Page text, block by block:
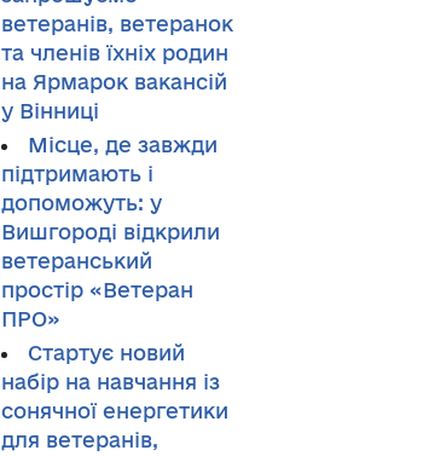
ветеранів, ветеранок
та членів їхніх родин
на Ярмарок вакансій
у Вінниці
Місце, де завжди
підтримають і
допоможуть: у
Вишгороді відкрили
ветеранський
простір «Ветеран
ПРО»
Стартує новий
набір на навчання із
сонячної енергетики
для ветеранів,